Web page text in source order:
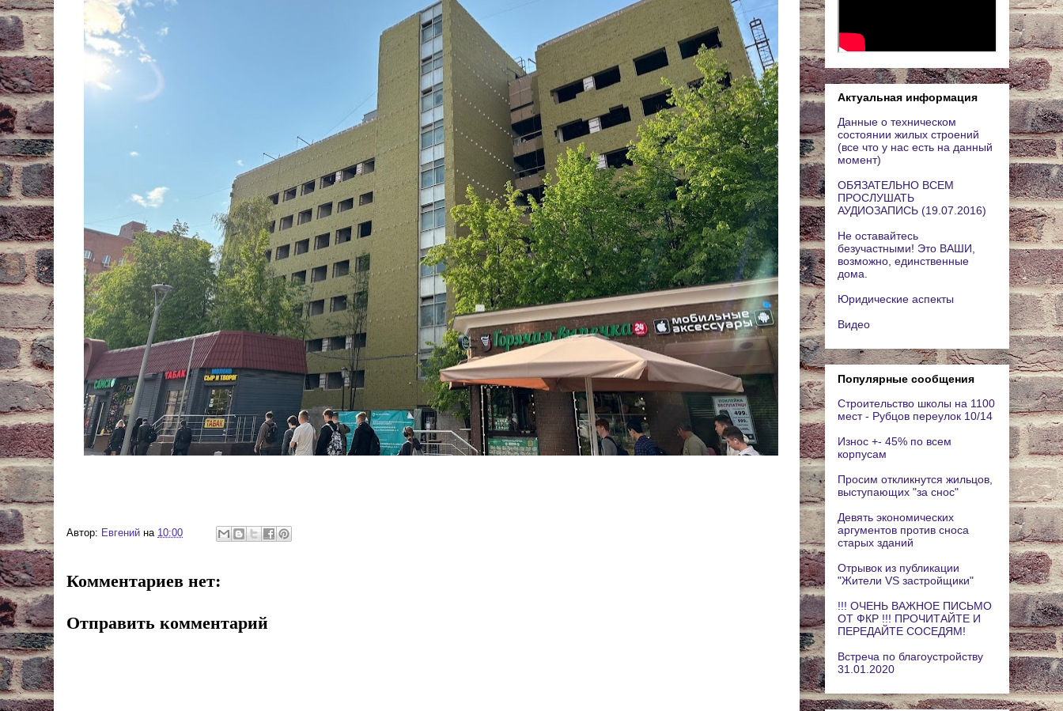
Автор: Евгений на 10:00
Комментариев нет:
Отправить комментарий
Актуальная информация
Данные о техническом
состоянии жилых строений
(все что у нас есть на данный
момент)
ОБЯЗАТЕЛЬНО ВСЕМ
ПРОСЛУШАТЬ
АУДИОЗАПИСЬ (19.07.2016)
Не оставайтесь
безучастными! Это ВАШИ,
возможно, единственные
дома.
Юридические аспекты
Видео
Популярные сообщения
Строительство школы на 1100
мест - Рубцов переулок 10/14
Износ +- 45% по всем
корпусам
Просим откликнутся жильцов,
выступающих "за снос"
Девять экономических
аргументов против сноса
старых зданий
Отрывок из публикации
"Жители VS застройщики"
!!! ОЧЕНЬ ВАЖНОЕ ПИСЬМО
ОТ ФКР !!! ПРОЧИТАЙТЕ И
ПЕРЕДАЙТЕ СОСЕДЯМ!
Встреча по благоустройству
31.01.2020